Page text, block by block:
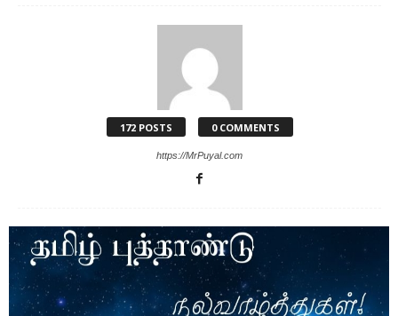
172 POSTS 0 COMMENTS
https://MrPuyal.com